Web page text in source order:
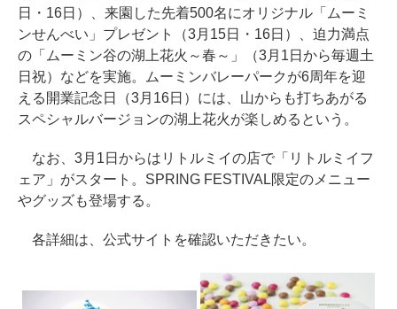
日・16日）、来園した先着500名にオリジナル「ムーミ
ンせんべい」プレゼント（3月15日・16日）、迫力満点
の「ムーミン谷の湖上花火～春～」（3月1日から毎週土
日祝）などを実施。ムーミンバレーパークが6周年を迎
える開業記念日（3月16日）には、山からも打ちあがる
スペシャルバージョンの湖上花火が楽しめるという。
なお、3月1日からはリトルミイの店で「リトルミイフ
ェア」がスタート。SPRING FESTIVAL限定のメニュー
やグッズも登場する。
各詳細は、公式サイトを確認いただきたい。